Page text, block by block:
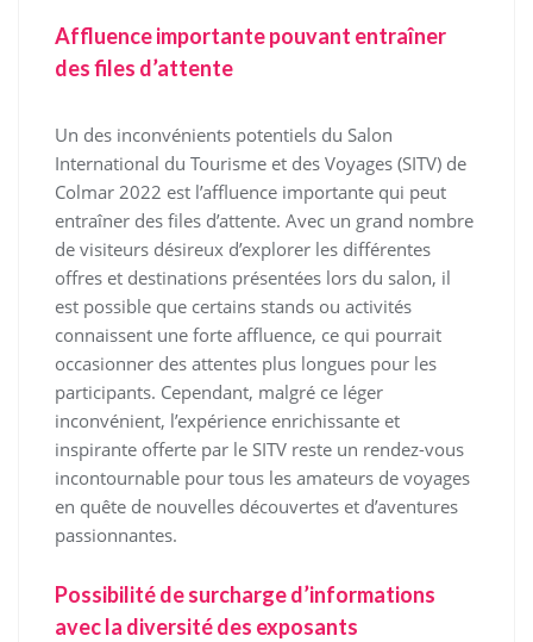
Affluence importante pouvant entraîner
des files d’attente
Un des inconvénients potentiels du Salon
International du Tourisme et des Voyages (SITV) de
Colmar 2022 est l’affluence importante qui peut
entraîner des files d’attente. Avec un grand nombre
de visiteurs désireux d’explorer les différentes
offres et destinations présentées lors du salon, il
est possible que certains stands ou activités
connaissent une forte affluence, ce qui pourrait
occasionner des attentes plus longues pour les
participants. Cependant, malgré ce léger
inconvénient, l’expérience enrichissante et
inspirante offerte par le SITV reste un rendez-vous
incontournable pour tous les amateurs de voyages
en quête de nouvelles découvertes et d’aventures
passionnantes.
Possibilité de surcharge d’informations
avec la diversité des exposants